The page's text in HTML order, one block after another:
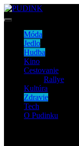
Móda
Jedlo
Hudba
Kino
Cestovanie
Rallye
Kultúra
Zdravie
Tech
O Pudinku